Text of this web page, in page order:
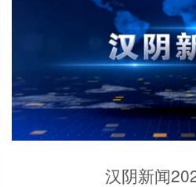
汉阴新闻